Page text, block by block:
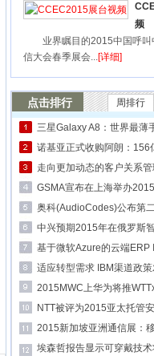
频
业界瞩目的2015中国呼叫
信大会春季展会...[详细]
点击排行 周排行
三星Galaxy A8：世界最薄
诺基亚正式收购阿朗：156
走向更加动态的客户关系管
GSMA宣布在上海举办
奥科(AudioCodes)公布第
中兴预期2015年在俄罗斯
基于微软Azure的云端ERP
适应转型需求 IBM渠道政
2015MWC上华为将推
NTT被评为2015亚太托管
2015新加坡亚洲通信展：
埃森哲报告显示可穿戴技